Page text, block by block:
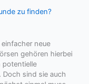
zu finden?
neue
gehören hierbei
potentielle
Doch sind sie auch